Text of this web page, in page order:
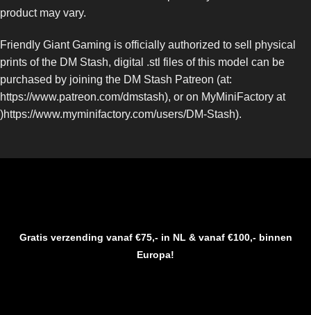
product may vary.
Friendly Giant Gaming is officially authorized to sell physical
prints of the DM Stash, digital .stl files of this model can be
purchased by joining the DM Stash Patreon (at:
https://www.patreon.com/dmstash), or on MyMiniFactory at
)https://www.myminifactory.com/users/DM-Stash).
Gratis verzending vanaf €75,- in NL & vanaf €100,- binnen
Europa!